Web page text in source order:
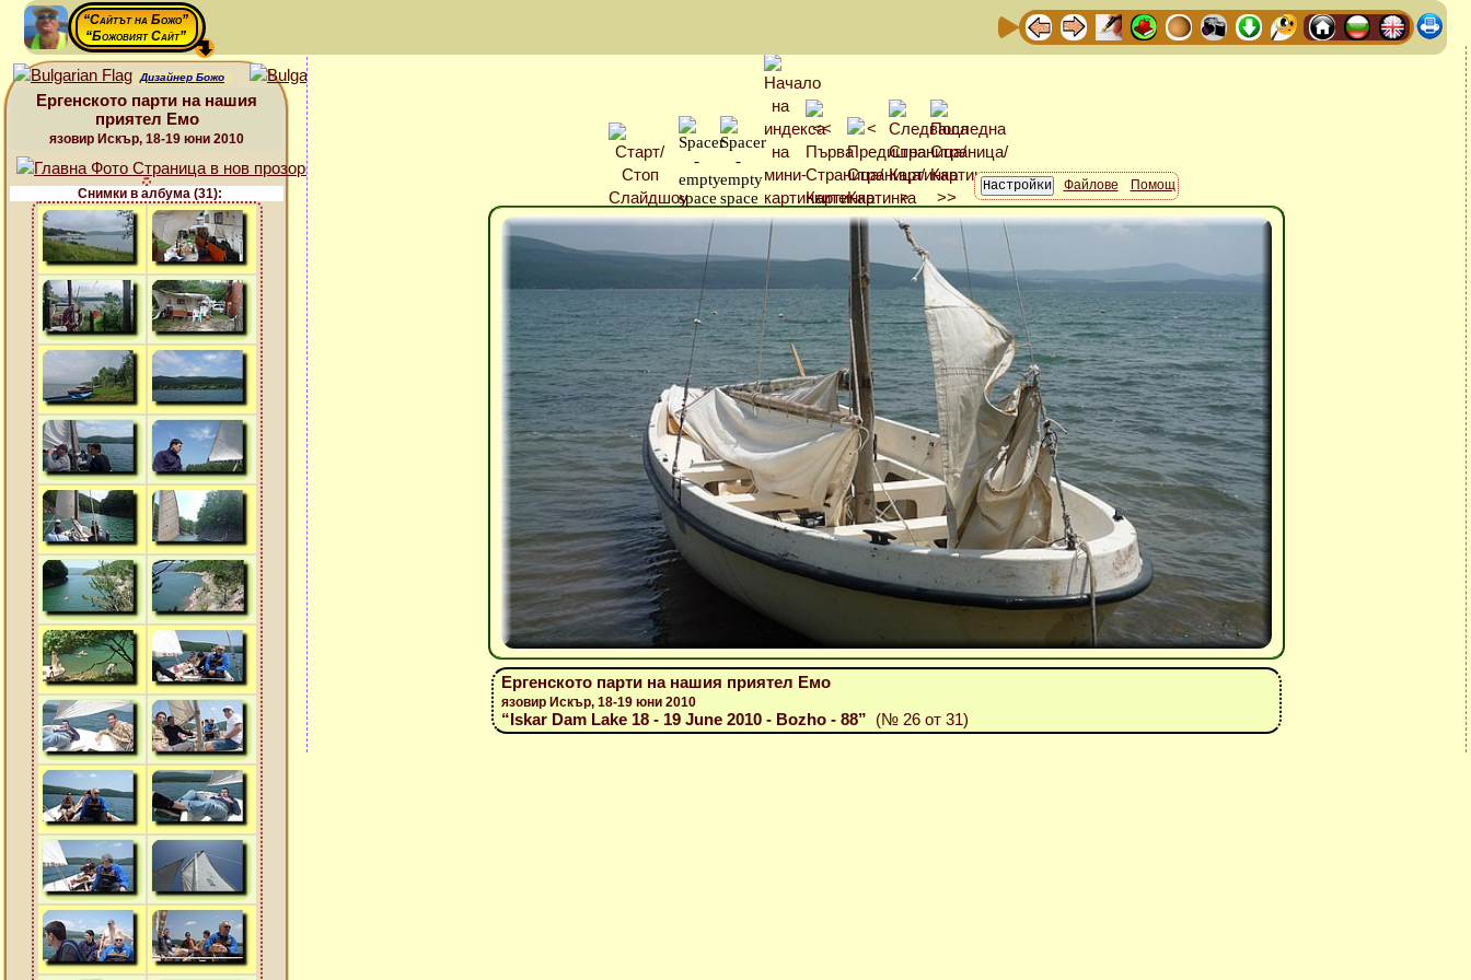
“Сайтът на Божо”
“Божовият Сайт”
Дизайнер Божо
Ергенското парти на нашия
приятел Емо
язовир Искър, 18-19 юни 2010
Снимки в албума (31):
Файлове Помощ
Ергенското парти на нашия приятел Емо
язовир Искър, 18-19 юни 2010
“Iskar Dam Lake 18 - 19 June 2010 - Bozho - 88” (№ 26 от 31)